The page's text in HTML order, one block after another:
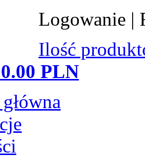
Logowanie |
Ilość
0.00 PLN